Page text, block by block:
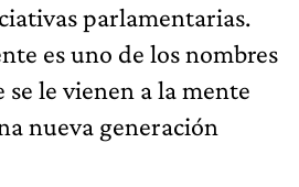
parlamentarias.
es uno de los nombres
le vienen a la mente
nueva generación